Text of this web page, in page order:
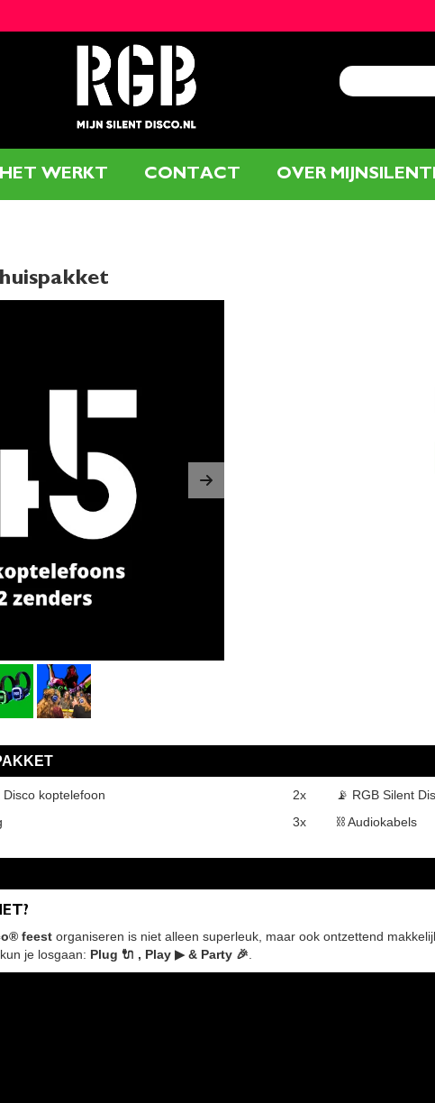
WERKT CONTACT OVER
Next
koptelefoon 2x
📡 RGB Silent
3x ⛓ Audiokabels
feest organiseren is niet alleen superleuk, maar ook ontzettend
je losgaan: Plug 🔌 , Play ▶ & Party 🎉